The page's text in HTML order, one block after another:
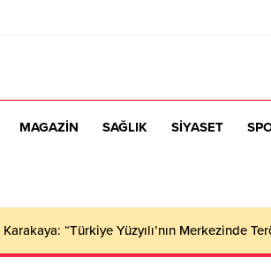
MAGAZİN SAĞLIK SİYASET
“Türkiye Yüzyılı’nın Merkezinde